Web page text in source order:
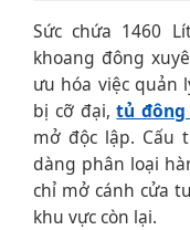
Sức chứa 1460
khoang đông
ưu hóa việc quản
bị cỡ đại,tủ đông
mở độc lập. Cấu
dàng phân loại
chỉ mở cánh cửa
khu vực còn lại.